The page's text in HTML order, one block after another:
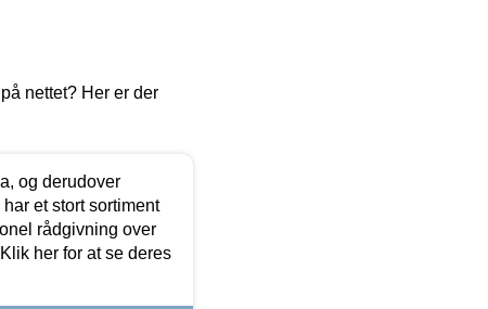
nettet? Her er der
og derudover
et stort sortiment
rådgivning over
her for at se deres